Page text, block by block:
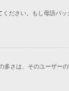
ださい。もし母語パ
さは、そのユーザー